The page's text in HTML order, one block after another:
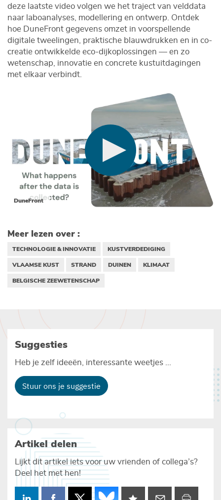
deze laatste video volgen we het traject van velddata
naar laboanalyses, modellering en ontwerp. Ontdek
hoe DuneFront gegevens omzet in voorspellende
digitale tweelingen, praktische blauwdrukken en in co-
creatie ontwikkelde eco-dijkoplossingen — en zo
wetenschap, innovatie en concrete kustuitdagingen
met elkaar verbindt.
DuneFront
Meer lezen over :
TECHNOLOGIE & INNOVATIE
KUSTVERDEDIGING
VLAAMSE KUST
STRAND DUINEN
KLIMAAT
BELGISCHE ZEEWETENSCHAP
Suggesties
Heb je zelf ideeën, interessante weetjes ...
Stuur ons je suggestie
Artikel delen
Lijkt dit artikel iets voor uw vrienden of collega’s?
Deel het met hen!